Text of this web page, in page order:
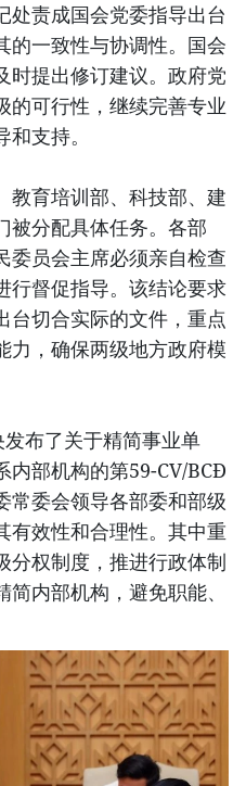
处责成国会党委指导出台
的一致性与协调性。国会
时提出修订建议。政府党
的可行性，继续完善专业
支持。
教育培训部、科技部、建
被分配具体任务。各部
委员会主席必须亲自检查
行督促指导。该结论要求
台切合实际的文件，重点
力，确保两级地方政府模
布了关于精简事业单
内部机构的第59-CV/BCĐ
常委会领导各部委和部级
有效性和合理性。其中重
分权制度，推进行政体制
内部机构，避免职能、